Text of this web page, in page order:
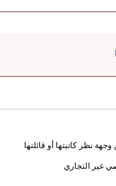
نظر كاتبتها أو قائلتها
غير التجاري